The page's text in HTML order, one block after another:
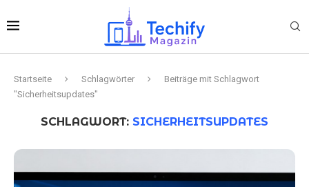
Startseite Schlagwörter
Beiträge mit Schlagwort
"Sicherheitsupdates"
SCHLAGWORT: SICHERHEITSUPDATES